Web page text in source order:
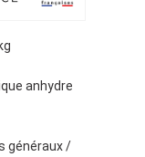
anhydre
généraux /